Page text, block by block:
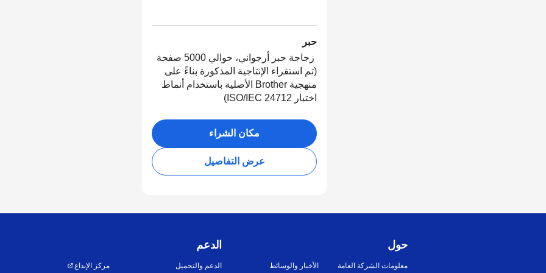
حبر
زجاجة حبر أرجواني، حوالي 5000 صفحة
(تم استقراء الإنتاجية المذكورة بناءً على
منهجية Brother الأصلية باستخدام أنماط
اختبار ISO/IEC 24712)
مكان الشراء
عرض التفاصيل
حول
معلومات الشركة العامة الأخبار والوسائط
الدعم
الدعم والتحميل مركز الإبداع